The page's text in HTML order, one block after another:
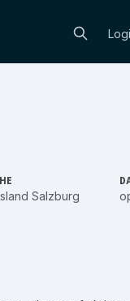
Salzburg